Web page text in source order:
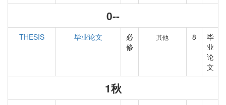
0--
THESIS 毕业论文
必
修
其他 8
毕
业
论
文
1秋